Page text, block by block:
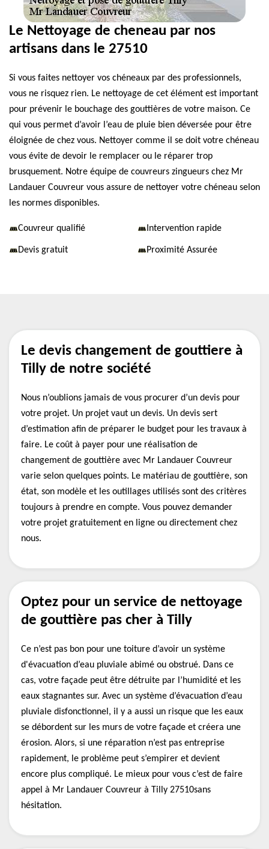
Le Nettoyage de cheneau par nos
artisans dans le 27510
Si vous faites nettoyer vos chéneaux par des professionnels,
vous ne risquez rien. Le nettoyage de cet élément est important
pour prévenir le bouchage des gouttières de votre maison. Ce
qui vous permet d’avoir l’eau de pluie bien déversée pour être
éloignée de chez vous. Nettoyer comme il se doit votre chéneau
vous évite de devoir le remplacer ou le réparer trop
brusquement. Notre équipe de couvreurs zingueurs chez Mr
Landauer Couvreur vous assure de nettoyer votre chéneau selon
les normes disponibles.
Couvreur qualifié Intervention rapide
Devis gratuit Proximité Assurée
Le devis changement de gouttiere à
Tilly de notre société
Nous n’oublions jamais de vous procurer d’un devis pour
votre projet. Un projet vaut un devis. Un devis sert
d’estimation afin de préparer le budget pour les travaux à
faire. Le coût à payer pour une réalisation de
changement de gouttière avec Mr Landauer Couvreur
varie selon quelques points. Le matériau de gouttière, son
état, son modèle et les outillages utilisés sont des critères
toujours à prendre en compte. Vous pouvez demander
votre projet gratuitement en ligne ou directement chez
nous.
Optez pour un service de nettoyage
de gouttière pas cher à Tilly
Ce n’est pas bon pour une toiture d’avoir un système
d'évacuation d’eau pluviale abimé ou obstrué. Dans ce
cas, votre façade peut être détruite par l’humidité et les
eaux stagnantes sur. Avec un système d’évacuation d’eau
pluviale disfonctionnel, il y a aussi un risque que les eaux
se débordent sur les murs de votre façade et créera une
érosion. Alors, si une réparation n’est pas entreprise
rapidement, le problème peut s’empirer et devient
encore plus compliqué. Le mieux pour vous c’est de faire
appel à Mr Landauer Couvreur à Tilly 27510sans
hésitation.